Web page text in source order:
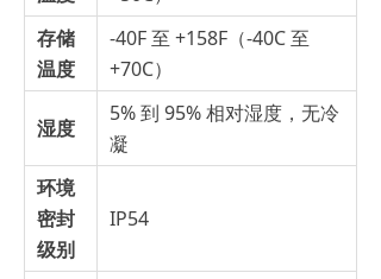
存储
温度
-40F 至 +158F（-40C 至
+70C）
湿度
5% 到 95% 相对湿度，无冷
凝
环境
密封
级别
IP54